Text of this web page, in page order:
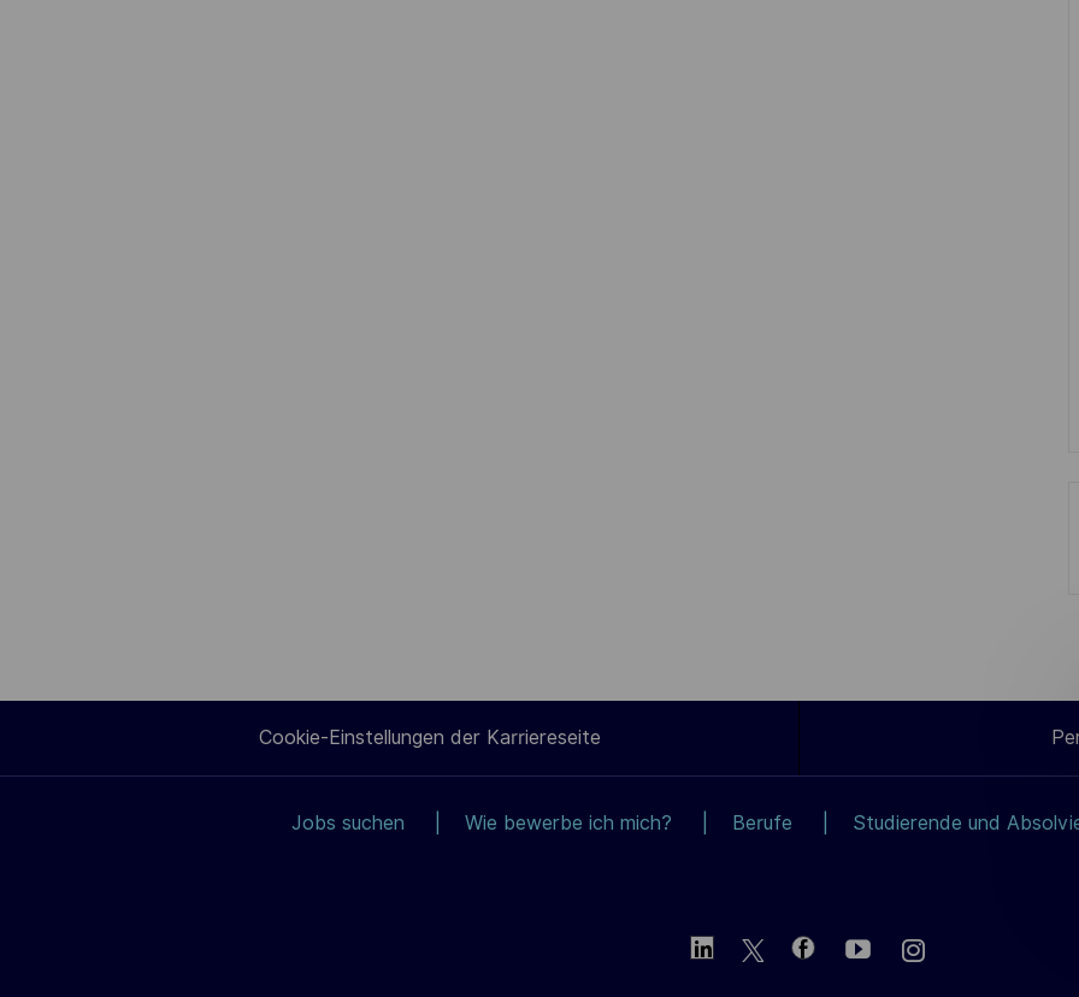
Cookie-Einstellungen der Karriereseite
Jobs suchen Wie bewerbe ich mich? Berufe Studierende und